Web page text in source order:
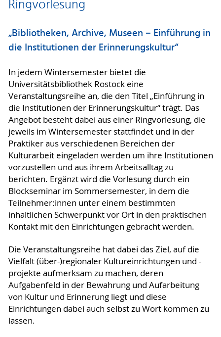
Ringvorlesung
„Bibliotheken, Archive, Museen – Einführung in
die Institutionen der Erinnerungskultur“
In jedem Wintersemester bietet die
Universitätsbibliothek Rostock eine
Veranstaltungsreihe an, die den Titel „Einführung in
die Institutionen der Erinnerungskultur“ trägt. Das
Angebot besteht dabei aus einer Ringvorlesung, die
jeweils im Wintersemester stattfindet und in der
Praktiker aus verschiedenen Bereichen der
Kulturarbeit eingeladen werden um ihre Institutionen
vorzustellen und aus ihrem Arbeitsalltag zu
berichten. Ergänzt wird die Vorlesung durch ein
Blockseminar im Sommersemester, in dem die
Teilnehmer:innen unter einem bestimmten
inhaltlichen Schwerpunkt vor Ort in den praktischen
Kontakt mit den Einrichtungen gebracht werden.
Die Veranstaltungsreihe hat dabei das Ziel, auf die
Vielfalt (über-)regionaler Kultureinrichtungen und -
projekte aufmerksam zu machen, deren
Aufgabenfeld in der Bewahrung und Aufarbeitung
von Kultur und Erinnerung liegt und diese
Einrichtungen dabei auch selbst zu Wort kommen zu
lassen.